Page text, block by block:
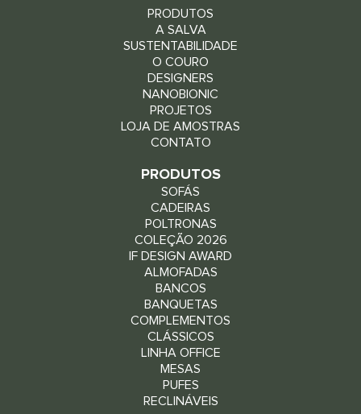
PRODUTOS
A SALVA
SUSTENTABILIDADE
O COURO
DESIGNERS
NANOBIONIC
PROJETOS
LOJA DE AMOSTRAS
CONTATO
PRODUTOS
SOFÁS
CADEIRAS
POLTRONAS
COLEÇÃO 2026
IF DESIGN AWARD
ALMOFADAS
BANCOS
BANQUETAS
COMPLEMENTOS
CLÁSSICOS
LINHA OFFICE
MESAS
PUFES
RECLINÁVEIS